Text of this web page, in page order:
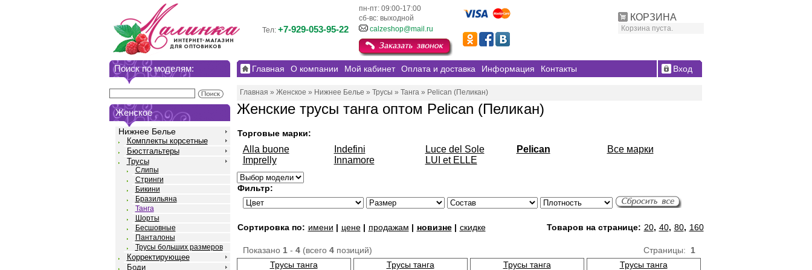
КОРЗИНА
Корзина пуста.
пн-пт: 09:00-17:00
сб-вс: выходной
Тел: +7-929-053-95-22 calzeshop@mail.ru
Поиск по моделям:
Женское
Нижнее Белье
Комплекты корсетные
Бюстгальтеры
Трусы
Слипы
Стринги
Бикини
Бразильяна
Танга
Шорты
Бесшовные
Панталоны
Трусы больших размеров
Корректирующее
Боди
Главная О компании Мой кабинет Оплата и доставка Информация Контакты Вход
Главная » Женское » Нижнее Белье » Трусы » Танга» Pelican (Пеликан)
Женские трусы танга оптом Pelican (Пеликан)
Торговые марки:
Alla buone
Imprelly
Indefini
Innamore
Luce del Sole
LUI et ELLE
Pelican Все марки
Фильтр:
Сортировка по: имени | цене| продажам | новизне| скидке Товаров на странице: 20, 40, 80, 160
Страницы: 1
Показано 1- 4(всего 4позиций)
Трусы танга
Трусы танга
Трусы танга
Трусы танга